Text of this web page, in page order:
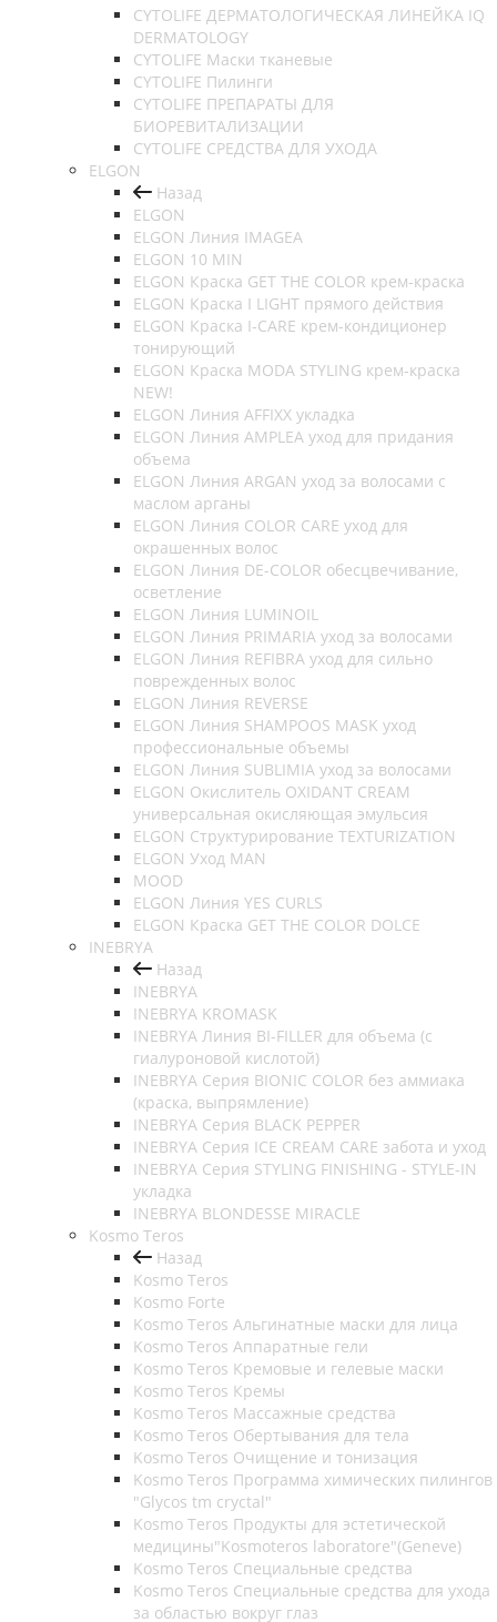
CYTOLIFE ДЕРМАТОЛОГИЧЕСКАЯ ЛИНЕЙКА IQ
DERMATOLOGY
CYTOLIFE Маски тканевые
CYTOLIFE Пилинги
CYTOLIFE ПРЕПАРАТЫ ДЛЯ
БИОРЕВИТАЛИЗАЦИИ
CYTOLIFE СРЕДСТВА ДЛЯ УХОДА
ELGON
Назад
ELGON
ELGON Линия IMAGEA
ELGON 10 MIN
ELGON Краска GET THE COLOR крем-краска
ELGON Краска I LIGHT прямого действия
ELGON Краска I-CARE крем-кондиционер
тонирующий
ELGON Краска MODA STYLING крем-краска
NEW!
ELGON Линия AFFIXX укладка
ELGON Линия AMPLEA уход для придания
объема
ELGON Линия ARGAN уход за волосами с
маслом арганы
ELGON Линия COLOR CARE уход для
окрашенных волос
ELGON Линия DE-COLOR обесцвечивание,
осветление
ELGON Линия LUMINOIL
ELGON Линия PRIMARIA уход за волосами
ELGON Линия REFIBRA уход для сильно
поврежденных волос
ELGON Линия REVERSE
ELGON Линия SHAMPOOS MASK уход
профессиональные объемы
ELGON Линия SUBLIMIA уход за волосами
ELGON Окислитель OXIDANT CREAM
универсальная окисляющая эмульсия
ELGON Структурирование TEXTURIZATION
ELGON Уход MAN
MOOD
ELGON Линия YES CURLS
ELGON Краска GET THE COLOR DOLCE
INEBRYA
Назад
INEBRYA
INEBRYA KROMASK
INEBRYA Линия BI-FILLER для объема (с
гиалуроновой кислотой)
INEBRYA Серия BIONIC COLOR без аммиака
(краска, выпрямление)
INEBRYA Серия BLACK PEPPER
INEBRYA Серия ICE CREAM CARE забота и уход
INEBRYA Серия STYLING FINISHING - STYLE-IN
укладка
INEBRYA BLONDESSE MIRACLE
Kosmo Teros
Назад
Kosmo Teros
Kosmo Forte
Kosmo Teros Альгинатные маски для лица
Kosmo Teros Аппаратные гели
Kosmo Teros Кремовые и гелевые маски
Kosmo Teros Кремы
Kosmo Teros Массажные средства
Kosmo Teros Обертывания для тела
Kosmo Teros Очищение и тонизация
Kosmo Teros Программа химических пилингов
"Glycos tm cryctal"
Kosmo Teros Продукты для эстетической
медицины"Kosmoteros laboratore"(Geneve)
Kosmo Teros Специальные средства
Kosmo Teros Специальные средства для ухода
за областью вокруг глаз